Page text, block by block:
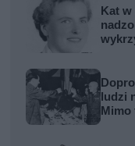
Kat
ludzi
Mimo